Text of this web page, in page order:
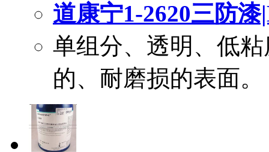
道康宁1-2620三防
单组分、透明、低
的、耐磨损的表面。